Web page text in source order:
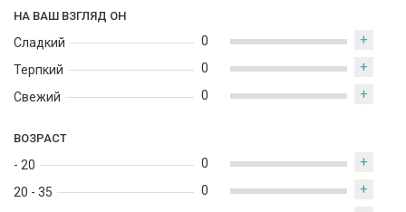
НА ВАШ ВЗГЛЯД ОН
Сладкий
Терпкий
Свежий
0 +
0 +
0 +
ВОЗРАСТ
- 20
20 - 35
0 +
0 +